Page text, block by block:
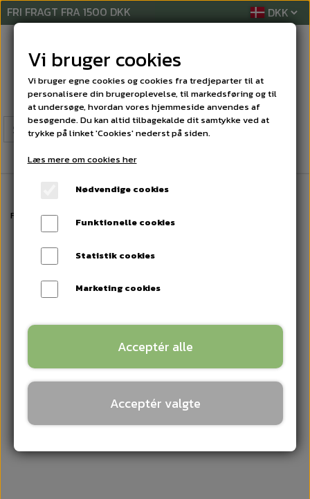
FRI FRAGT FRA 1500 DKK
Forside PLASTPOSER / SÆKKE
Vi bruger cookies
Vi bruger egne cookies og cookies fra tredjeparter til at
personalisere din brugeroplevelse, til markedsføring og til
at undersøge, hvordan vores hjemmeside anvendes af
besøgende. Du kan altid tilbagekalde dit samtykke ved at
trykke på linket 'Cookies' nederst på siden.
Læs mere om cookies her
Nødvendige cookies
Funktionelle cookies
Statistik cookies
Marketing cookies
Acceptér alle
Acceptér valgte